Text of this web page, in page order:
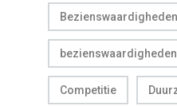
Bezienswaardigheden
Competitie